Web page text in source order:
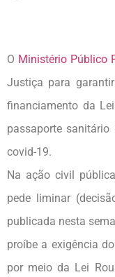
O Ministério Público
Justiça para
financiamento da
passaporte
covid-19.
Na ação civil
pede liminar
publicada nesta
proíbe a exigência
por meio da Lei